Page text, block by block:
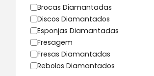
a
t
e
g
o
r
i
Brocas Diamantadas
Discos Diamantados
Esponjas Diamantadas
Fresagem
Fresas Diamantadas
Rebolos Diamantados